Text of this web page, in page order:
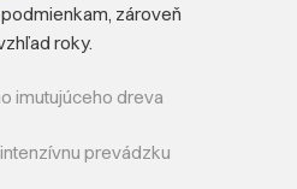
zároveň
roky.
imutujúceho dreva
prevádzku